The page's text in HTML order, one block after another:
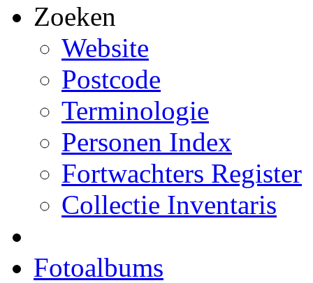
Zoeken
Website
Postcode
Terminologie
Personen Index
Fortwachters Register
Collectie Inventaris
Fotoalbums